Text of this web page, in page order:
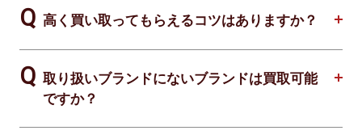
高く買い取ってもらえるコツはありますか？
取り扱いブランドにないブランドは買取可能
ですか？